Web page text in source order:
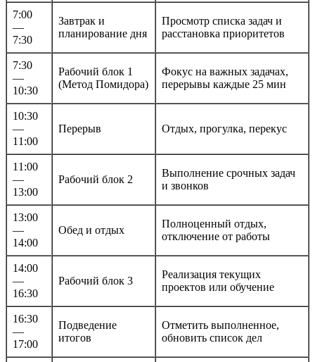
7:00
—
7:30
Завтрак и
планирование дня
Просмотр списка задач и
расстановка приоритетов
7:30
—
10:30
Рабочий блок 1
(Метод Помидора)
Фокус на важных задачах,
перерывы каждые 25 мин
10:30
—
11:00
Перерыв Отдых, прогулка, перекус
11:00
—
13:00
Рабочий блок 2
Выполнение срочных задач
и звонков
13:00
—
14:00
Обед и отдых
Полноценный отдых,
отключение от работы
14:00
—
16:30
Рабочий блок 3
Реализация текущих
проектов или обучение
16:30
—
17:00
Подведение
итогов
Отметить выполненное,
обновить список дел